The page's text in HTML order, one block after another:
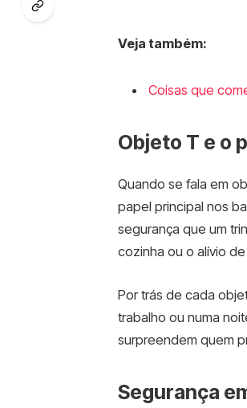
Veja também:
Coisas que
Objeto T e o
Quando se fala em
papel principal nos
segurança que um
cozinha ou o alívio
Por trás de cada
trabalho ou numa
surpreendem quem
Segurança